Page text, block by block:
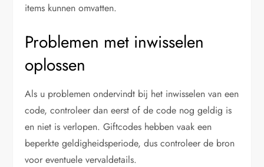
items kunnen omvatten.
Problemen met inwisselen
oplossen
Als u problemen ondervindt bij het inwisselen van een
code, controleer dan eerst of de code nog geldig is
en niet is verlopen. Giftcodes hebben vaak een
beperkte geldigheidsperiode, dus controleer de bron
voor eventuele vervaldetails.